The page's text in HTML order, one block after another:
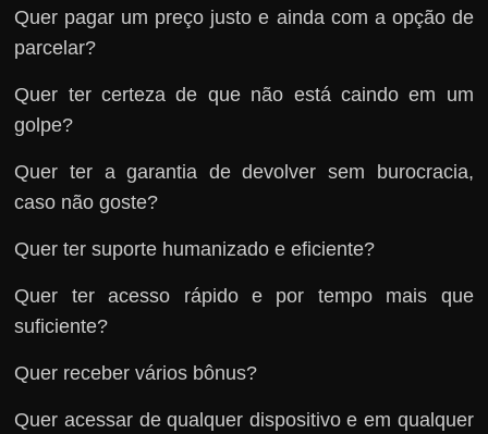
Quer pagar um preço justo e ainda com a opção de
parcelar?
Quer ter certeza de que não está caindo em um
golpe?
Quer ter a garantia de devolver sem burocracia,
caso não goste?
Quer ter suporte humanizado e eficiente?
Quer ter acesso rápido e por tempo mais que
suficiente?
Quer receber vários bônus?
Quer acessar de qualquer dispositivo e em qualquer